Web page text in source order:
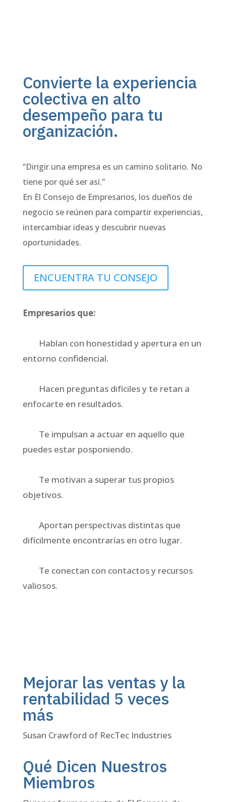
Convierte la experiencia
colectiva en alto
desempeño para tu
organización.
“Dirigir una empresa es un camino solitario. No
tiene por qué ser así.”
En El Consejo de Empresarios, los dueños de
negocio se reúnen para compartir experiencias,
intercambiar ideas y descubrir nuevas
oportunidades.
ENCUENTRA TU CONSEJO
Empresarios que:
Hablan con honestidad y apertura en un
entorno confidencial.
Hacen preguntas difíciles y te retan a
enfocarte en resultados.
Te impulsan a actuar en aquello que
puedes estar posponiendo.
Te motivan a superar tus propios
objetivos.
Aportan perspectivas distintas que
difícilmente encontrarías en otro lugar.
Te conectan con contactos y recursos
valiosos.
Mejorar las ventas y la
rentabilidad 5 veces
más
Susan Crawford of RecTec Industries
Qué Dicen Nuestros
Miembros